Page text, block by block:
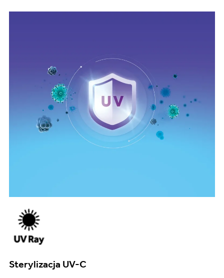
Sterylizacja UV-C